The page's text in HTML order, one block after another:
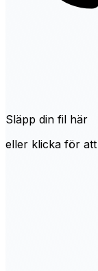
Släpp din fil här
eller klicka för